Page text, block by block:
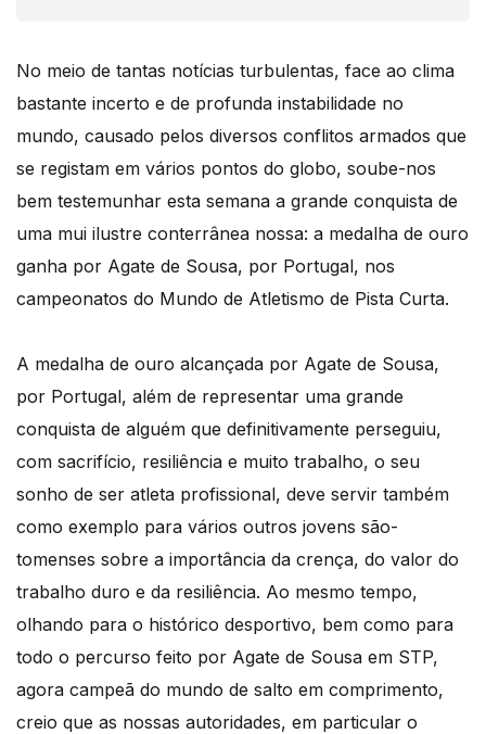
No meio de tantas notícias turbulentas, face ao clima
bastante incerto e de profunda instabilidade no
mundo, causado pelos diversos conflitos armados que
se registam em vários pontos do globo, soube-nos
bem testemunhar esta semana a grande conquista de
uma mui ilustre conterrânea nossa: a medalha de ouro
ganha por Agate de Sousa, por Portugal, nos
campeonatos do Mundo de Atletismo de Pista Curta.
A medalha de ouro alcançada por Agate de Sousa,
por Portugal, além de representar uma grande
conquista de alguém que definitivamente perseguiu,
com sacrifício, resiliência e muito trabalho, o seu
sonho de ser atleta profissional, deve servir também
como exemplo para vários outros jovens são-
tomenses sobre a importância da crença, do valor do
trabalho duro e da resiliência. Ao mesmo tempo,
olhando para o histórico desportivo, bem como para
todo o percurso feito por Agate de Sousa em STP,
agora campeã do mundo de salto em comprimento,
creio que as nossas autoridades, em particular o